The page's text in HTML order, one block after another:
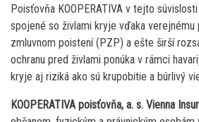
Poisťovňa KOOPERATIVA v tejto
spojené so živlami kryje vďaka verejnému
zmluvnom poistení (PZP) a ešte širší
ochranu pred živlami ponúka v rámci
kryje aj riziká ako sú krupobitie a búrlivý
KOOPERATIVA poisťovňa, a. s. Vienna